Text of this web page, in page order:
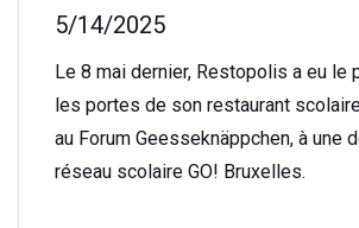
5/14/2025
Le 8 mai dernier, Restopolis a eu le
les portes de son restaurant
au Forum Geesseknäppchen, à une
réseau scolaire GO! Bruxelles.